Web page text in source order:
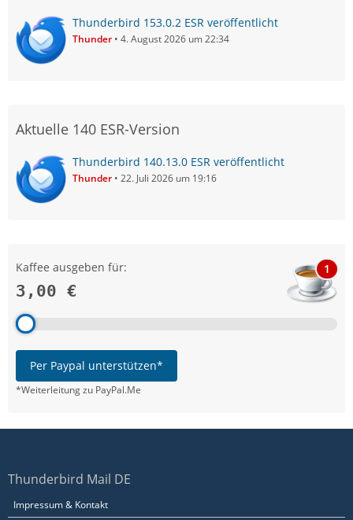
Thunderbird 153.0.2 ESR veröffentlicht
Thunder 4. August 2026 um 22:34
Aktuelle 140 ESR-Version
Thunderbird 140.13.0 ESR veröffentlicht
Thunder 22. Juli 2026 um 19:16
Kaffee ausgeben für:
3,00 €
1
Per Paypal unterstützen*
*Weiterleitung zu PayPal.Me
Thunderbird Mail DE
Impressum & Kontakt